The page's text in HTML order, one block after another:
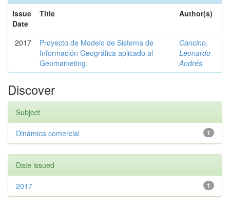
Issue
Date
Title Author(s)
2017
Proyecto de Modelo de Sistema de
Información Geográfica aplicado al
Geomarketing.
Cancino,
Leonardo
Andrés
Discover
Subject
1
Dinámica comercial
Date issued
1
2017